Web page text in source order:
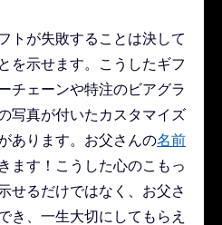
トが失敗することは決して
を示せます。こうしたギフ
チェーンや特注のビアグラ
写真が付いたカスタマイズ
あります。お父さんの名前
ます！こうした心のこもっ
せるだけではなく、お父さ
き、一生大切にしてもらえ